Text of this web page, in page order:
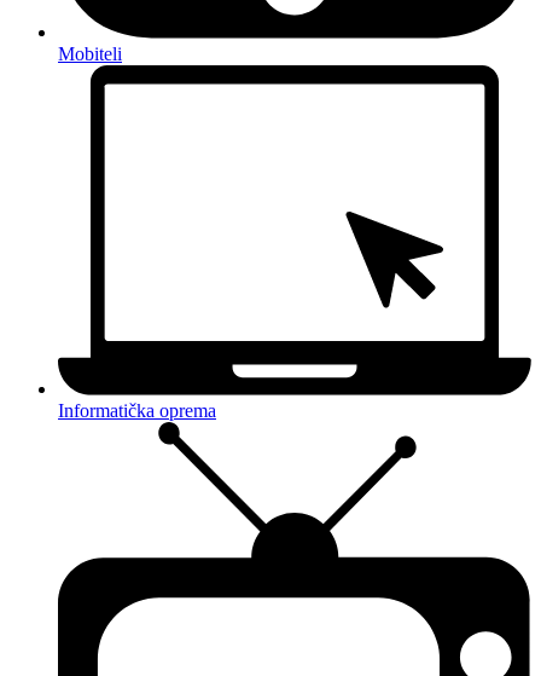
Mobiteli
Informatička oprema